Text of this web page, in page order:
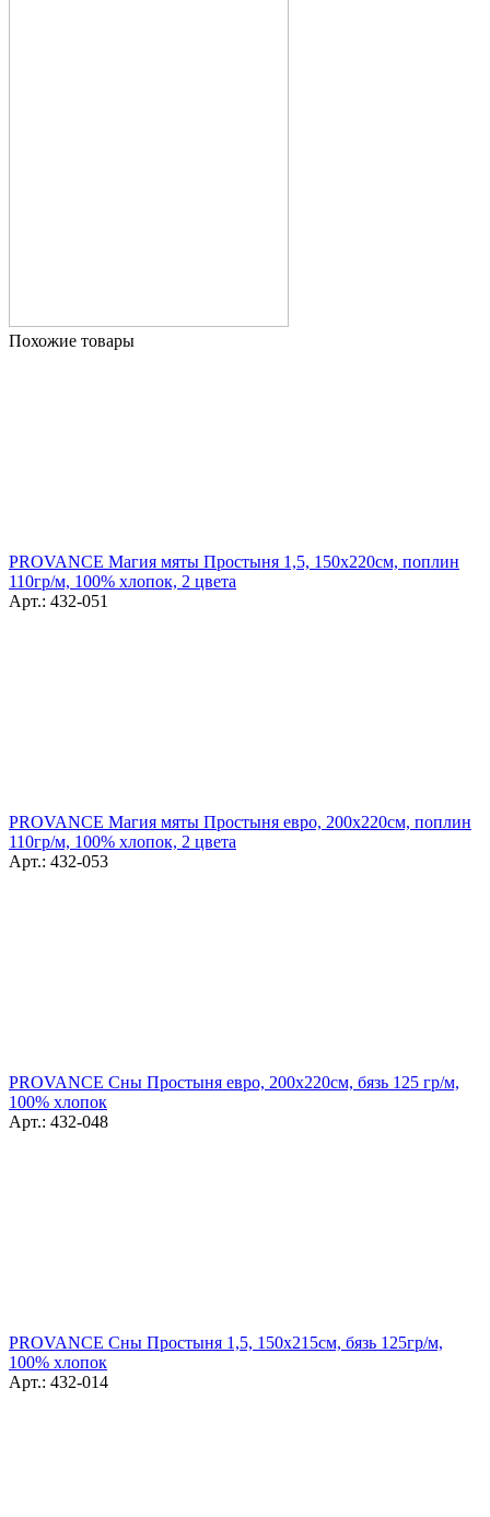
Похожие товары
PROVANCE Магия мяты Простыня 1,5, 150х220см, поплин
110гр/м, 100% хлопок, 2 цвета
Арт.: 432-051
PROVANCE Магия мяты Простыня евро, 200х220см, поплин
110гр/м, 100% хлопок, 2 цвета
Арт.: 432-053
PROVANCE Сны Простыня евро, 200х220см, бязь 125 гр/м,
100% хлопок
Арт.: 432-048
PROVANCE Сны Простыня 1,5, 150х215см, бязь 125гр/м,
100% хлопок
Арт.: 432-014